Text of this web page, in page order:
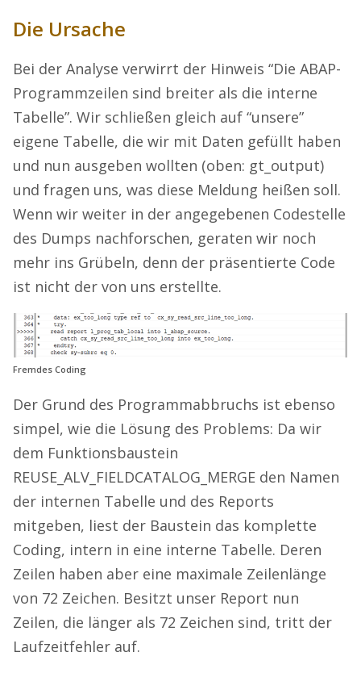
Die Ursache
Bei der Analyse verwirrt der Hinweis “Die ABAP-
Programmzeilen sind breiter als die interne
Tabelle”. Wir schließen gleich auf “unsere”
eigene Tabelle, die wir mit Daten gefüllt haben
und nun ausgeben wollten (oben: gt_output)
und fragen uns, was diese Meldung heißen soll.
Wenn wir weiter in der angegebenen Codestelle
des Dumps nachforschen, geraten wir noch
mehr ins Grübeln, denn der präsentierte Code
ist nicht der von uns erstellte.
Fremdes Coding
Der Grund des Programmabbruchs ist ebenso
simpel, wie die Lösung des Problems: Da wir
dem Funktionsbaustein
REUSE_ALV_FIELDCATALOG_MERGE den Namen
der internen Tabelle und des Reports
mitgeben, liest der Baustein das komplette
Coding, intern in eine interne Tabelle. Deren
Zeilen haben aber eine maximale Zeilenlänge
von 72 Zeichen. Besitzt unser Report nun
Zeilen, die länger als 72 Zeichen sind, tritt der
Laufzeitfehler auf.